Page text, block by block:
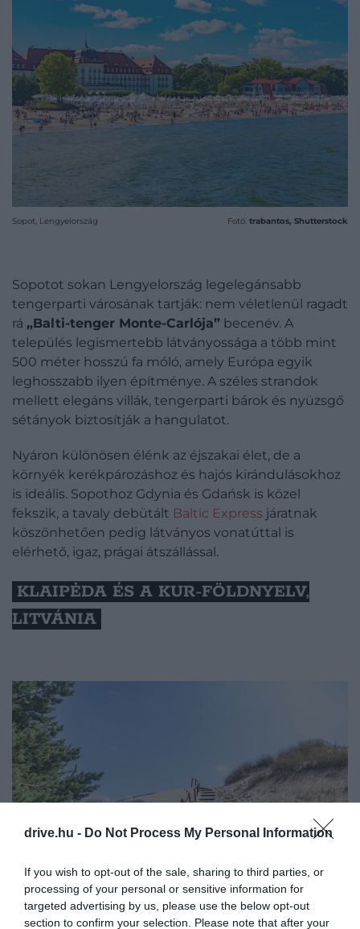
drive.hu - Do Not Process My Personal Information
If you wish to opt-out of the sale, sharing to third parties, or
processing of your personal or sensitive information for
targeted advertising by us, please use the below opt-out
section to confirm your selection. Please note that after your
Sopot, Lengyelország Fotó: trabantos, Shutterstock
Sopotot sokan Lengyelország legelegánsabb
tengerparti városának tartják: nem véletlenül ragadt
rá „Balti-tenger Monte-Carlója” becenév. A
település legismertebb látványossága a több mint
500 méter hosszú fa móló, amely Európa egyik
leghosszabb ilyen építménye. A széles strandok
mellett elegáns villák, tengerparti bárok és nyüzsgő
sétányok biztosítják a hangulatot.
Nyáron különösen élénk az éjszakai élet, de a
környék kerékpározáshoz és hajós kirándulásokhoz
is ideális. Sopothoz Gdynia és Gdańsk is közel
fekszik, a tavaly debütált Baltic Express járatnak
köszönhetően pedig látványos vonatúttal is
elérhető, igaz, prágai átszállással.
KLAIPĖDA ÉS A KUR-FÖLDNYELV,
LITVÁNIA
Nida környéke, Kur-földnyelv, Litvánia Fotó:Olezzo, Shutterstock